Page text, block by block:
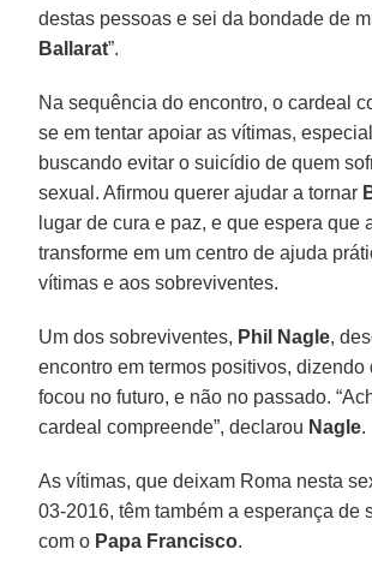
destas pessoas e sei da bondade de
Ballarat”.
Na sequência do encontro, o cardeal
se em tentar apoiar as vítimas,
buscando evitar o suicídio de quem
sexual. Afirmou querer ajudar a tornar
lugar de cura e paz, e que espera que
transforme em um centro de ajuda
vítimas e aos sobreviventes.
Um dos sobreviventes, Phil Nagle,
encontro em termos positivos, dizendo
focou no futuro, e não no passado.
cardeal compreende”, declarou Nagle.
As vítimas, que deixam Roma nesta
03-2016, têm também a esperança de
com o Papa Francisco.